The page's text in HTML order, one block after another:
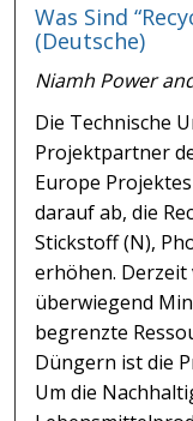
Was Sind
(Deutsche)
Niamh Power
Die Technische
Projektpartner
Europe
darauf ab, die
Stickstoff (N),
erhöhen.
überwiegend
begrenzte
Düngern ist die
Um die